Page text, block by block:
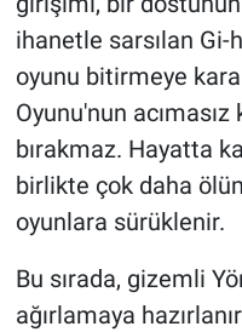
ihanetle sarsılan Gi-
oyunu bitirmeye
Oyunu'nun
bırakmaz. Hayatta
birlikte çok daha
oyunlara sürüklenir.
Bu sırada, gizemli
ağırlamaya